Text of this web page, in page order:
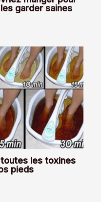
garder saines
les toxines
pieds